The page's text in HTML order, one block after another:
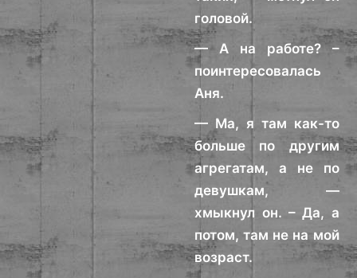
головой.
— А на работе? –
поинтересовалась
Аня.
— Ма, я там как-то
больше по другим
агрегатам, а не по
девушкам, —
хмыкнул он. – Да, а
потом, там не на мой
возраст.